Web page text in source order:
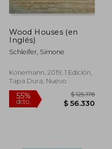
Wood Houses (en
Inglés)
Schleifer, Simone
Konemann, 2019, 1 Edición,
Tapa Dura, Nuevo